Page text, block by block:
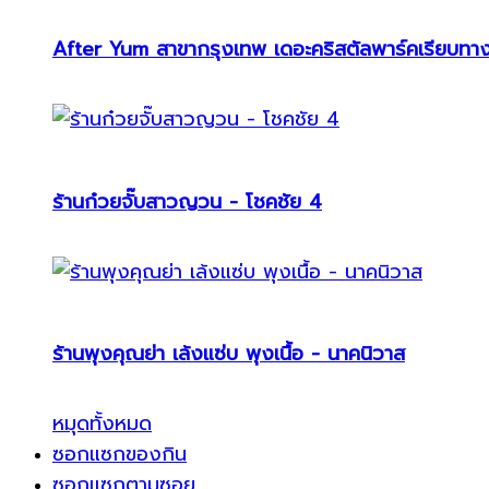
After Yum สาขากรุงเทพ เดอะคริสตัลพาร์คเรียบท
ร้านก๋วยจั๊บสาวญวน - โชคชัย 4
ร้านพุงคุณย่า เล้งแซ่บ พุงเนื้อ - นาคนิวาส
หมุดทั้งหมด
ซอกแซกของกิน